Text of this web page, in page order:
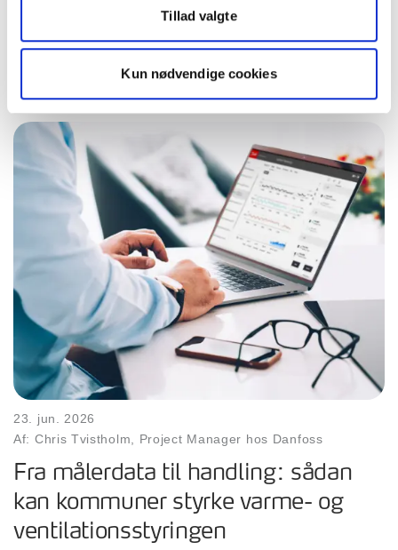
Tillad valgte
Kun nødvendige cookies
23. jun. 2026
Af: Chris Tvistholm, Project Manager hos Danfoss
Fra målerdata til handling: sådan
kan kommuner styrke varme- og
ventilationsstyringen